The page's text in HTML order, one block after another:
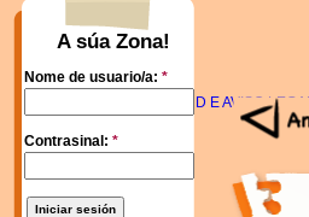
POLITICA DE PRIVACIDAD E AVISO LEGAL
A súa Zona!
Nome de usuario/a: *
Contrasinal: *